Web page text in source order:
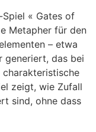
« Gates of
Metapher für den
– etwa
generiert, das bei
zeigt, wie Zufall
sind, ohne dass